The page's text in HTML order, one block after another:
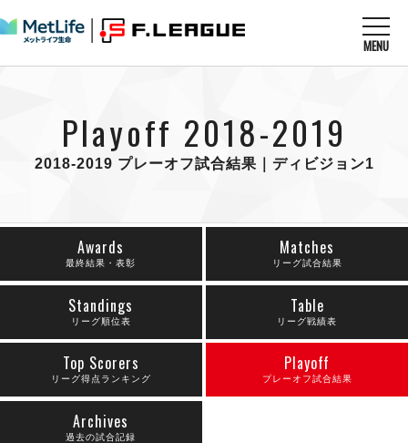
MENU
すべてのニュース
リーグ戦
U-23選抜
チケット
メディア情報
フットサル日本代表
その他
試合を観る MATCHES
試合日程
警告・退場・出場停止選手
個人ランキング｜ゴール
個人ランキング｜シュート
個人ランキング｜シュート成功率
個人ランキング｜第2PK
メットライフ生命Ｆ１リーグ
エスポラーダ北海道
フウガドールすみだ
しながわシティ
立川アスレティックFC
ペスカドーラ町田
チケットを買う
アリーナ情報 ARENA
リーグ概要
Playoff 2018-2019
2018-2019 プレーオフ試合結果｜ディビジョン1
Awards
最終結果・表彰
Matches
リーグ試合結果
Standings
リーグ順位表
Table
リーグ戦績表
Top Scorers
リーグ得点ランキング
Playoff
プレーオフ試合結果
Archives
過去の試合記録